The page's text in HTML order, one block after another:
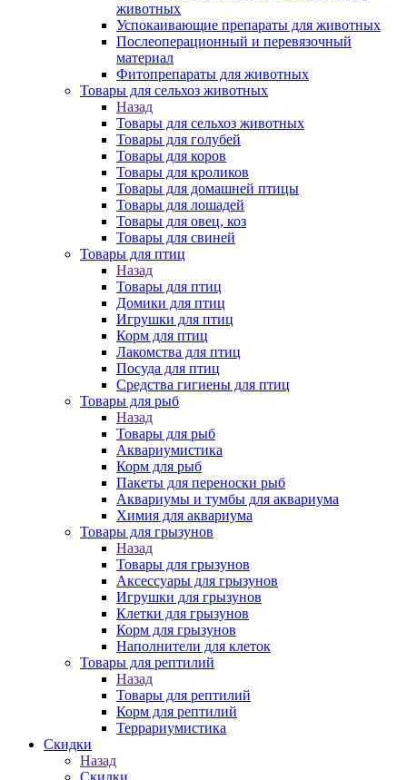
животных
Успокаивающие препараты для животных
Послеоперационный и перевязочный
материал
Фитопрепараты для животных
Товары для сельхоз животных
Назад
Товары для сельхоз животных
Товары для голубей
Товары для коров
Товары для кроликов
Товары для домашней птицы
Товары для лошадей
Товары для овец, коз
Товары для свиней
Товары для птиц
Назад
Товары для птиц
Домики для птиц
Игрушки для птиц
Корм для птиц
Лакомства для птиц
Посуда для птиц
Средства гигиены для птиц
Товары для рыб
Назад
Товары для рыб
Аквариумистика
Корм для рыб
Пакеты для переноски рыб
Аквариумы и тумбы для аквариума
Химия для аквариума
Товары для грызунов
Назад
Товары для грызунов
Аксессуары для грызунов
Игрушки для грызунов
Клетки для грызунов
Корм для грызунов
Наполнители для клеток
Товары для рептилий
Назад
Товары для рептилий
Корм для рептилий
Террариумистика
Скидки
Назад
Скидки